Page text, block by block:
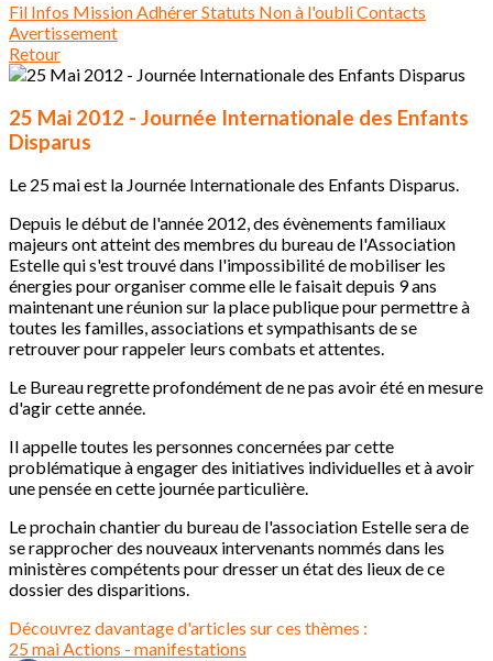
Fil Infos MissionAdhérerStatuts Non à l'oubliContacts
Avertissement
Retour
25 Mai 2012 - Journée Internationale des Enfants
Disparus
Le 25 mai est la Journée Internationale des Enfants Disparus.
Depuis le début de l'année 2012, des évènements familiaux
majeurs ont atteint des membres du bureau de l'Association
Estelle qui s'est trouvé dans l'impossibilité de mobiliser les
énergies pour organiser comme elle le faisait depuis 9 ans
maintenant une réunion sur la place publique pour permettre à
toutes les familles, associations et sympathisants de se
retrouver pour rappeler leurs combats et attentes.
Le Bureau regrette profondément de ne pas avoir été en mesure
d'agir cette année.
Il appelle toutes les personnes concernées par cette
problématique à engager des initiatives individuelles et à avoir
une pensée en cette journée particulière.
Le prochain chantier du bureau de l'association Estelle sera de
se rapprocher des nouveaux intervenants nommés dans les
ministères compétents pour dresser un état des lieux de ce
dossier des disparitions.
Découvrez davantage d'articles sur ces thèmes :
25 maiActions - manifestations